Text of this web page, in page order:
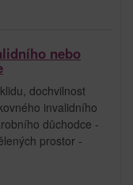
nebo
dochvilnost
invalidního
důchodce -
prostor -